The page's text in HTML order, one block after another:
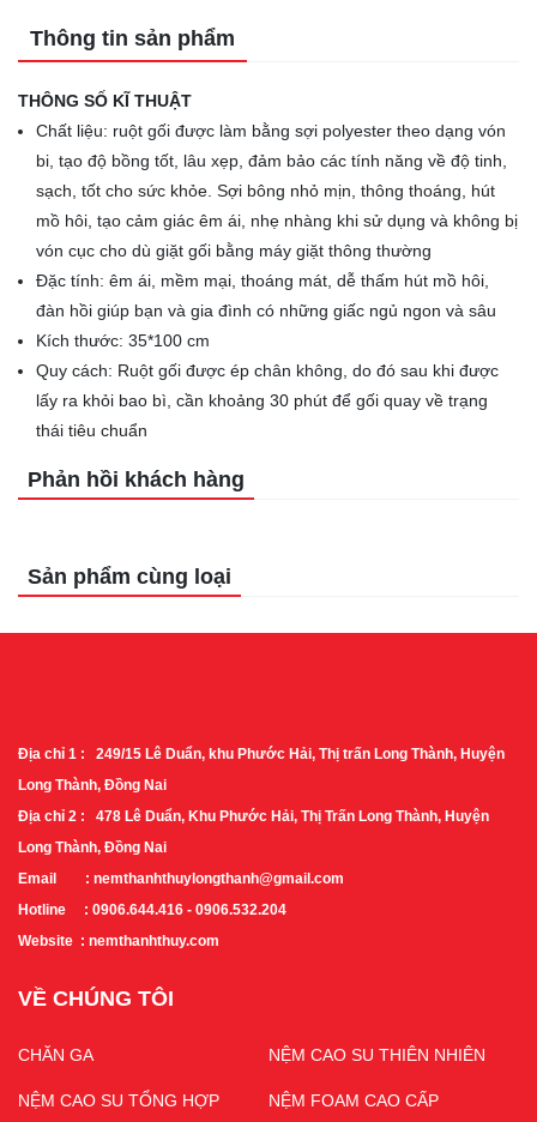
Thông tin sản phẩm
THÔNG SỐ KĨ THUẬT
Chất liệu: ruột gối được làm bằng sợi polyester theo dạng vón
bi, tạo độ bồng tốt, lâu xẹp, đảm bảo các tính năng về độ tinh,
sạch, tốt cho sức khỏe. Sợi bông nhỏ mịn, thông thoáng, hút
mồ hôi, tạo cảm giác êm ái, nhẹ nhàng khi sử dụng và không bị
vón cục cho dù giặt gối bằng máy giặt thông thường
Đặc tính: êm ái, mềm mại, thoáng mát, dễ thấm hút mồ hôi,
đàn hồi giúp bạn và gia đình có những giấc ngủ ngon và sâu
Kích thước: 35*100 cm
Quy cách: Ruột gối được ép chân không, do đó sau khi được
lấy ra khỏi bao bì, cần khoảng 30 phút để gối quay về trạng
thái tiêu chuẩn
Phản hồi khách hàng
Sản phẩm cùng loại
Địa chỉ 1 : 249/15 Lê Duẩn, khu Phước Hải, Thị trấn Long Thành, Huyện
Long Thành, Đồng Nai
Địa chỉ 2 : 478 Lê Duẩn, Khu Phước Hải, Thị Trấn Long Thành, Huyện
Long Thành, Đồng Nai
Email : nemthanhthuylongthanh@gmail.com
Hotline : 0906.644.416 - 0906.532.204
Website : nemthanhthuy.com
VỀ CHÚNG TÔI
CHĂN GA NỆM CAO SU THIÊN NHIÊN
NỆM CAO SU TỔNG HỢP NỆM FOAM CAO CẤP